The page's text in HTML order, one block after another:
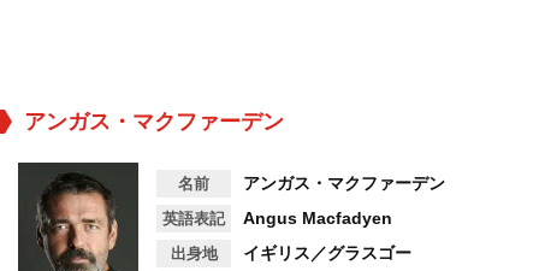
アンガス・マクファーデン
名前 アンガス・マクファーデン
英語表記 Angus Macfadyen
出身地 イギリス／グラスゴー